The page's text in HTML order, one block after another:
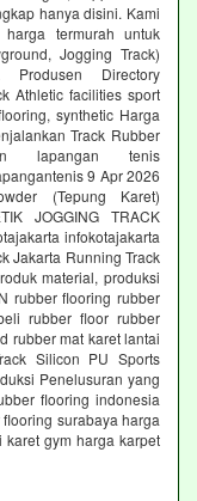
hanya disini. Kami
termurah untuk
Jogging Track)
Directory
Athletic facilities sport
synthetic Harga
Track Rubber
lapangan tenis
9 Apr 2026
(Tepung Karet)
JOGGING TRACK
infokotajakarta
Jakarta Running Track
material, produksi
rubber flooring rubber
rubber floor rubber
rubber mat karet lantai
Silicon PU Sports
Penelusuran yang
flooring indonesia
surabaya harga
gym harga karpet